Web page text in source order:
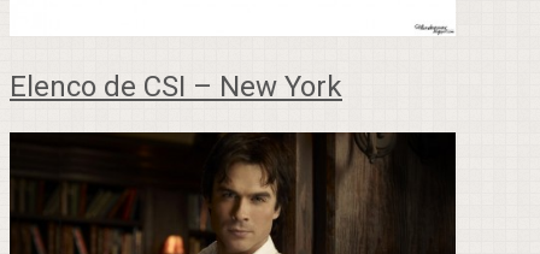
Elenco de CSI – New York